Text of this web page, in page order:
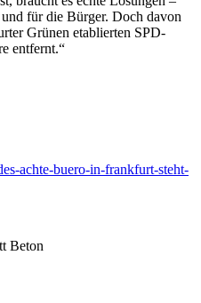
für die Bürger. Doch davon
Grünen etablierten SPD-
entfernt.“
achte-buero-in-frankfurt-steht-
Beton